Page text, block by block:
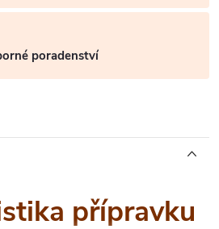
poradenství
přípravku